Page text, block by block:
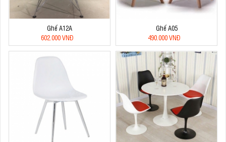
Ghế A12A
602.000 VNĐ
Ghế A05
490.000 VNĐ